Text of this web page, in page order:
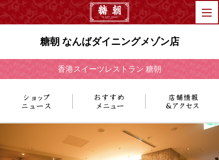
糖朝 なんばダイニングメゾン店
香港スイーツレストラン 糖朝